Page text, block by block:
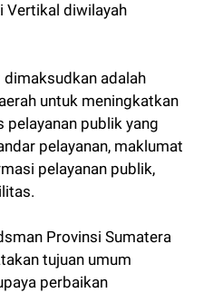
Vertikal diwilayah
adalah
untuk meningkatkan
pelayanan publik yang
pelayanan, maklumat
pelayanan publik,
Provinsi Sumatera
tujuan umum
perbaikan